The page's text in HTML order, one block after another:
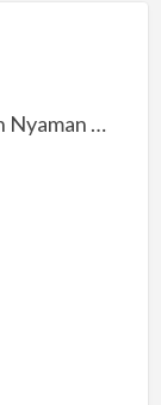
Kosan Wanita Murah Nyaman di Jakarta Selatan